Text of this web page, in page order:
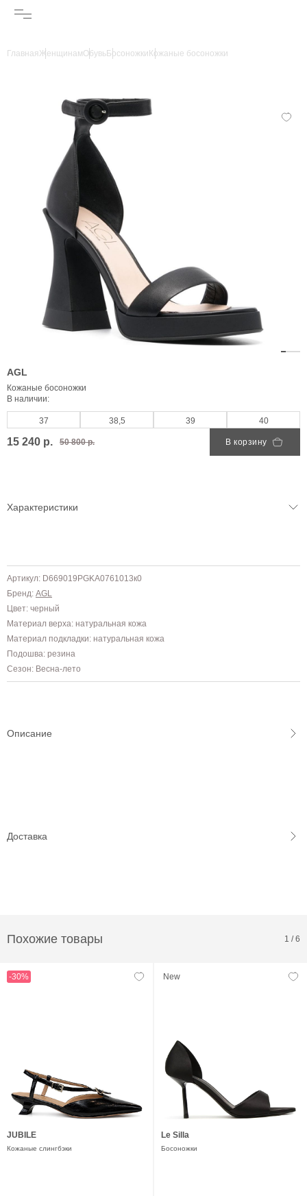
ГлавнаяЖенщинамОбувьБосоножки Кожаные босоножки
AGL
Кожаные босоножки
В наличии:
37 38,5 39 40
15 240 р. 50 800 р. В корзину
Характеристики
Артикул: D669019PGKA0761013к0
Бренд: AGL
Цвет: черный
Материал верха: натуральная кожа
Материал подкладки: натуральная кожа
Подошва: резина
Сезон: Весна-лето
Описание
Доставка
Похожие товары 1 /6
-30%
JUBILE
Кожаные слингбэки
New
Le Silla
Босоножки